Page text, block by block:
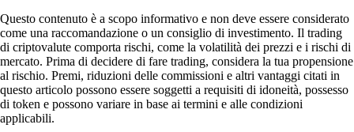
Questo contenuto è a scopo informativo e non deve essere considerato
come una raccomandazione o un consiglio di investimento. Il trading
di criptovalute comporta rischi, come la volatilità dei prezzi e i rischi di
mercato. Prima di decidere di fare trading, considera la tua propensione
al rischio. Premi, riduzioni delle commissioni e altri vantaggi citati in
questo articolo possono essere soggetti a requisiti di idoneità, possesso
di token e possono variare in base ai termini e alle condizioni
applicabili.